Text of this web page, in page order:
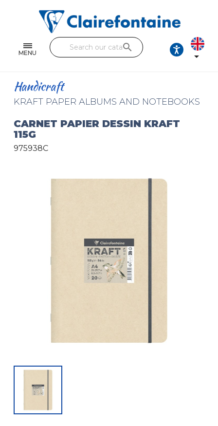
MENU
Single and double sheets
Fine arts
Handicraft
Pencil cases & Leather goods
All the collections
search

Handicraft
KRAFT PAPER ALBUMS AND NOTEBOOKS
CARNET PAPIER DESSIN KRAFT
115G
975938C